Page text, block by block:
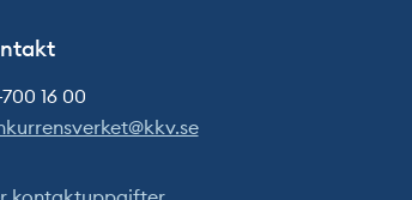
16 00